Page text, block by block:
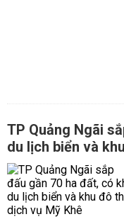
TP Quảng Ngãi
du lịch biển và